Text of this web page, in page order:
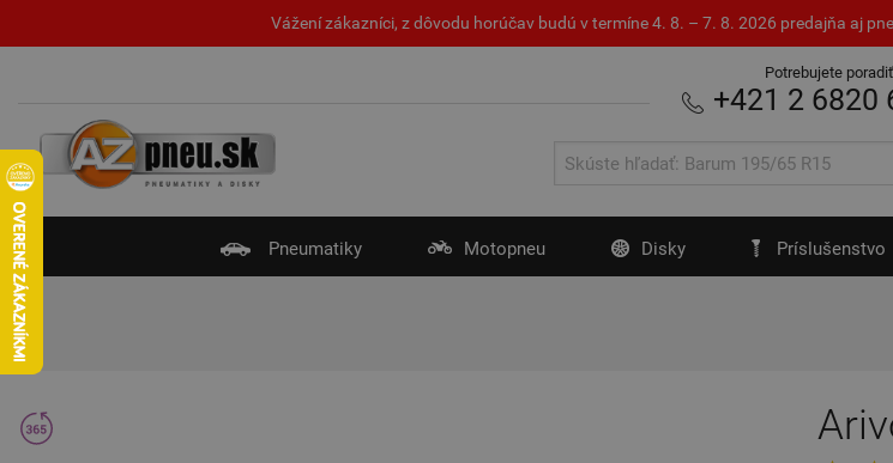
Vážení zákazníci, z dôvodu horúčav budú v termíne 4. 8. – 7. 8. 2026 predajňa aj
Potrebujete
+421 2 6820
Pneumatiky Motopneu Disky Príslušenstvo